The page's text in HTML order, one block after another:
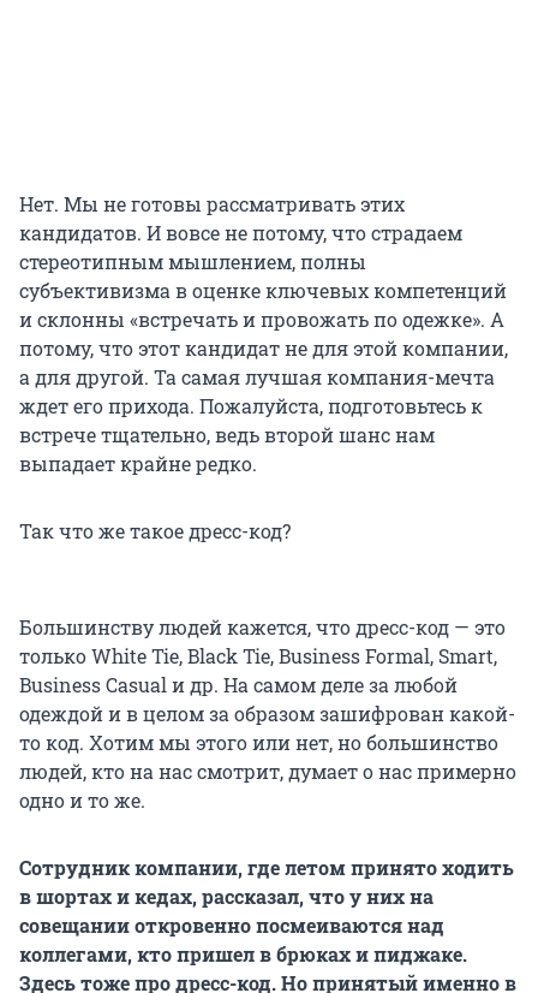
Нет. Мы не готовы рассматривать этих
кандидатов. И вовсе не потому, что страдаем
стереотипным мышлением, полны
субъективизма в оценке ключевых компетенций
и склонны «встречать и провожать по одежке». А
потому, что этот кандидат не для этой компании,
а для другой. Та самая лучшая компания-мечта
ждет его прихода. Пожалуйста, подготовьтесь к
встрече тщательно, ведь второй шанс нам
выпадает крайне редко.
Так что же такое дресс-код?
Большинству людей кажется, что дресс-код — это
только White Tie, Black Tie, Business Formal, Smart,
Business Casual и др. На самом деле за любой
одеждой и в целом за образом зашифрован какой-
то код. Хотим мы этого или нет, но большинство
людей, кто на нас смотрит, думает о нас примерно
одно и то же.
Сотрудник компании, где летом принято ходить
в шортах и кедах, рассказал, что у них на
совещании откровенно посмеиваются над
коллегами, кто пришел в брюках и пиджаке.
Здесь тоже про дресс-код. Но принятый именно в